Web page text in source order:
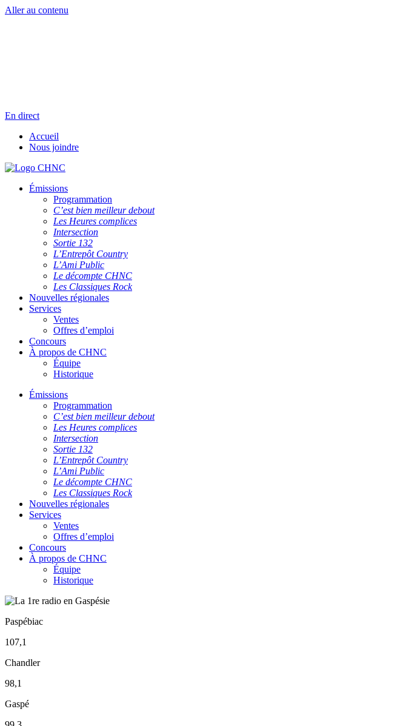
Aller au contenu
En direct
Accueil
Nous joindre
Émissions
Programmation
C’est bien meilleur debout
Les Heures complices
Intersection
Sortie 132
L’Entrepôt Country
L’Ami Public
Le décompte CHNC
Les Classiques Rock
Nouvelles régionales
Services
Ventes
Offres d’emploi
Concours
À propos de CHNC
Équipe
Historique
Émissions
Programmation
C’est bien meilleur debout
Les Heures complices
Intersection
Sortie 132
L’Entrepôt Country
L’Ami Public
Le décompte CHNC
Les Classiques Rock
Nouvelles régionales
Services
Ventes
Offres d’emploi
Concours
À propos de CHNC
Équipe
Historique
Paspébiac
107,1
Chandler
98,1
Gaspé